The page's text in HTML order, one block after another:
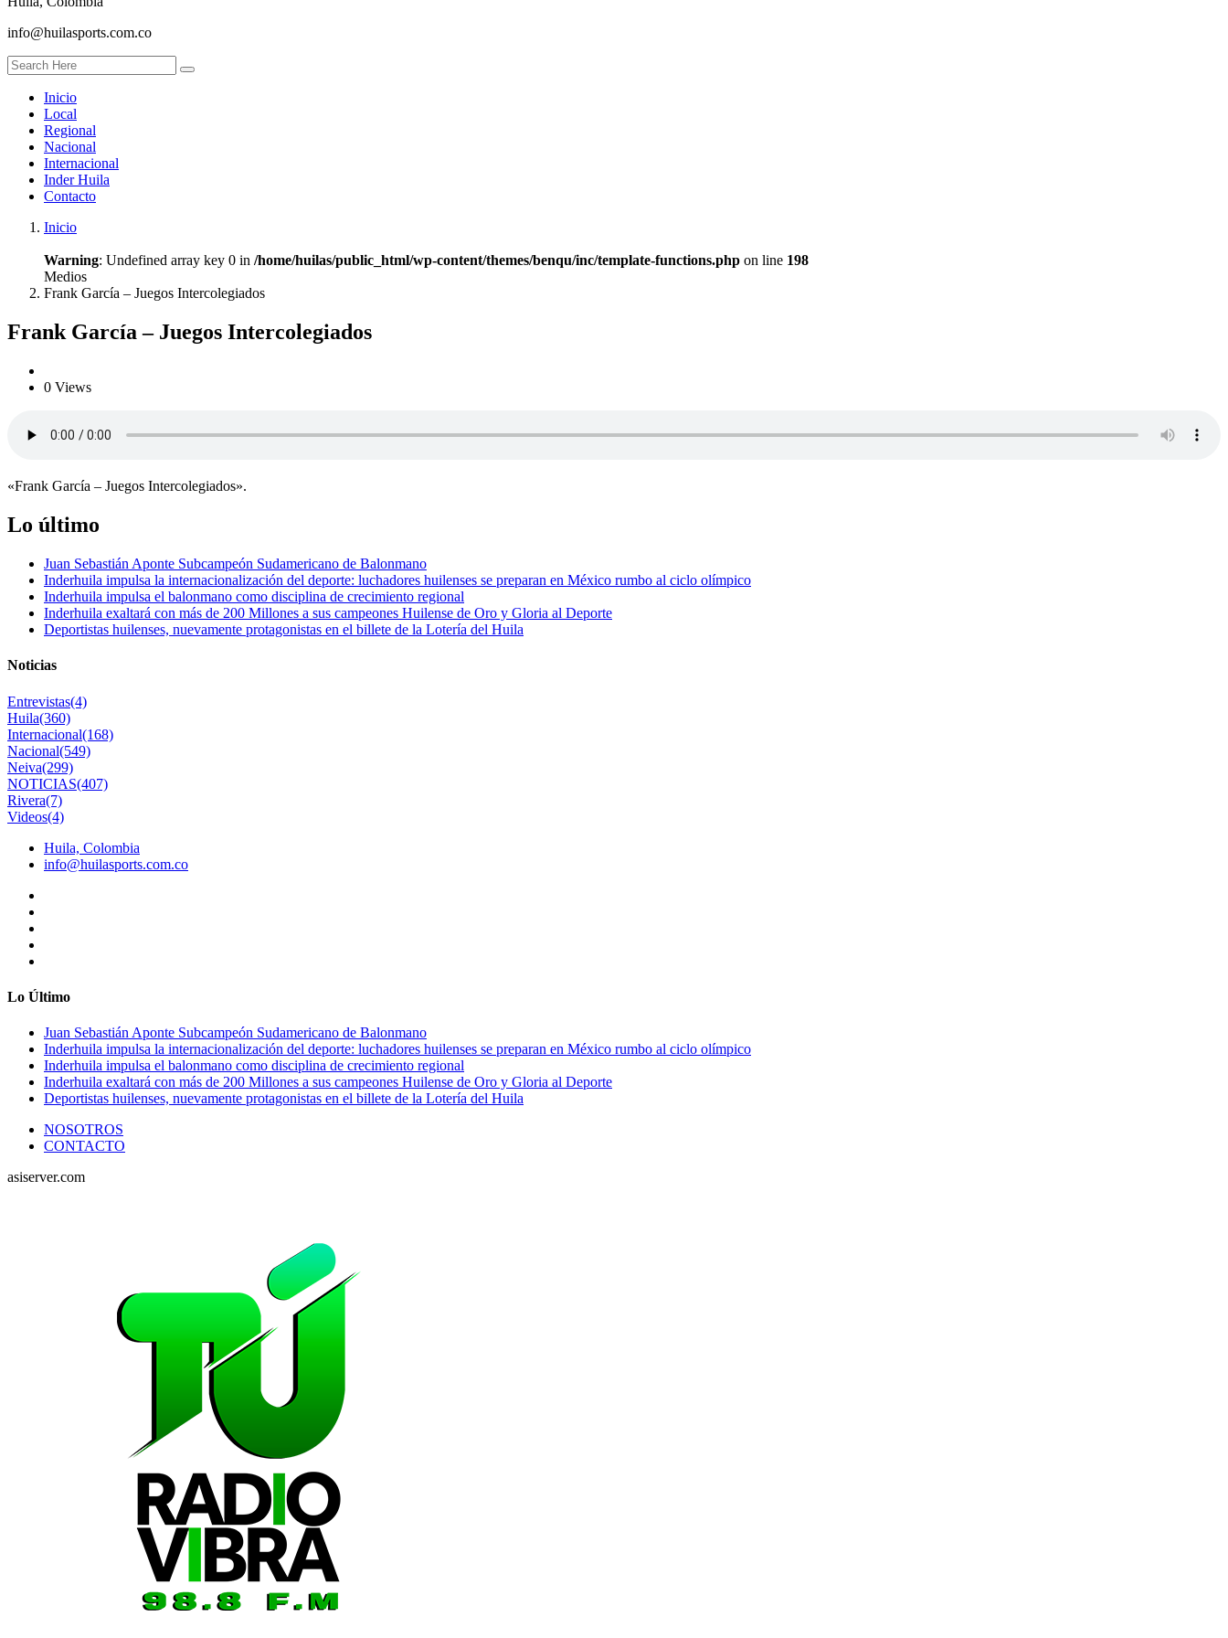
info@huilasports.com.co
Inicio
Local
Regional
Nacional
Internacional
Inder Huila
Contacto
Inicio
Warning: Undefined array key 0 in /home/huilas/public_html/wp-content/themes/benqu/inc/template-functions.php on line 198
Medios
Frank García – Juegos Intercolegiados
Frank García – Juegos Intercolegiados
0 Views
«Frank García – Juegos Intercolegiados».
Lo último
Juan Sebastián Aponte Subcampeón Sudamericano de Balonmano
Inderhuila impulsa la internacionalización del deporte: luchadores huilenses se preparan en México rumbo al ciclo olímpico
Inderhuila impulsa el balonmano como disciplina de crecimiento regional
Inderhuila exaltará con más de 200 Millones a sus campeones Huilense de Oro y Gloria al Deporte
Deportistas huilenses, nuevamente protagonistas en el billete de la Lotería del Huila
Noticias
Entrevistas(4)
Huila(360)
Internacional(168)
Nacional(549)
Neiva(299)
NOTICIAS(407)
Rivera(7)
Videos(4)
Huila, Colombia
info@huilasports.com.co
Lo Último
Juan Sebastián Aponte Subcampeón Sudamericano de Balonmano
Inderhuila impulsa la internacionalización del deporte: luchadores huilenses se preparan en México rumbo al ciclo olímpico
Inderhuila impulsa el balonmano como disciplina de crecimiento regional
Inderhuila exaltará con más de 200 Millones a sus campeones Huilense de Oro y Gloria al Deporte
Deportistas huilenses, nuevamente protagonistas en el billete de la Lotería del Huila
NOSOTROS
CONTACTO
asiserver.com